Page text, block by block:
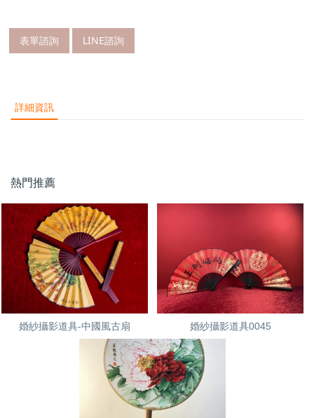
表單諮詢 LINE諮詢
詳細資訊
熱門推薦
婚紗攝影道具-中國風古扇 婚紗攝影道具0045